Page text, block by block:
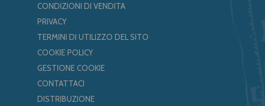
CONDIZIONI DI VENDITA
PRIVACY
TERMINI DI UTILIZZO DEL SITO
COOKIE POLICY
GESTIONE COOKIE
CONTATTACI
DISTRIBUZIONE